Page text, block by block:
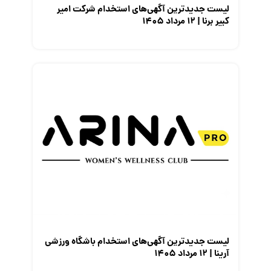
لیست جدیدترین آگهی‌های استخدام شرکت امیر
کبیر برنا | ۱۲ مرداد ۱۴۰۵
لیست جدیدترین آگهی‌های استخدام باشگاه ورزشی
آرینا | ۱۲ مرداد ۱۴۰۵